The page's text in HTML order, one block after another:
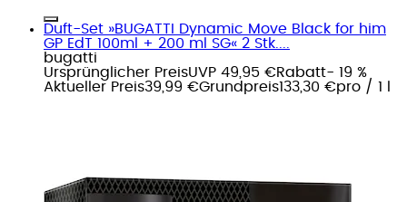
Duft-Set »BUGATTI Dynamic Move Black for him
GP EdT 100ml + 200 ml SG« 2 Stk....
bugatti
Ursprünglicher PreisUVP 49,95 €Rabatt- 19 %
Aktueller Preis39,99 €Grundpreis133,30 €pro / 1 l